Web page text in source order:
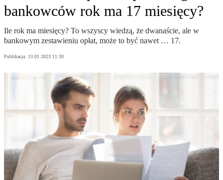
bankowców rok ma 17 miesięcy?
Ile rok ma miesięcy? To wszyscy wiedzą, że dwanaście, ale w
bankowym zestawieniu opłat, może to być nawet … 17.
Publikacja: 13.01.2023 11:30